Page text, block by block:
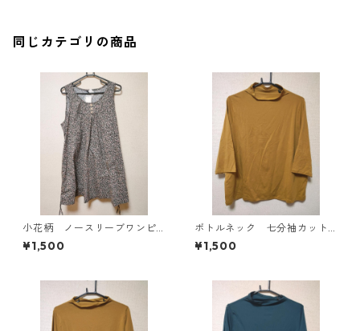
同じカテゴリの商品
小花柄 ノースリーブワンピ
ース ４Ｌ ブラック KAE-
4819
¥1,500
ボトルネック 七分袖カット
ソー ４Ｌ マスタード KA
E-4818
¥1,500